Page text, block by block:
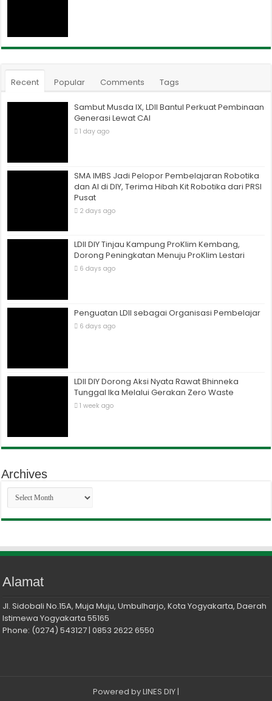
Recent Popular Comments Tags
Sambut Musda IX, LDII Bantul Perkuat Pembinaan
Generasi Lewat CAI
1 day ago
SMA IMBS Jadi Pelopor Pembelajaran Robotika
dan AI di DIY, Terima Hibah Kit Robotika dari PRSI
Pusat
2 days ago
LDII DIY Tinjau Kampung ProKlim Kembang,
Dorong Peningkatan Menuju ProKlim Lestari
6 days ago
Penguatan LDII sebagai Organisasi Pembelajar
6 days ago
LDII DIY Dorong Aksi Nyata Rawat Bhinneka
Tunggal Ika Melalui Gerakan Zero Waste
1 week ago
Archives
Archives
Alamat
Jl. Sidobali No.15A, Muja Muju, Umbulharjo, Kota Yogyakarta, Daerah
Istimewa Yogyakarta 55165
Phone: (0274) 543127 | 0853 2622 6550
Powered byLINES DIY|